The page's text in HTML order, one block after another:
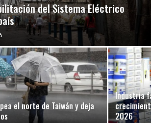
del Sistema Eléctrico
el norte de Taiwán y deja
Industria
2026